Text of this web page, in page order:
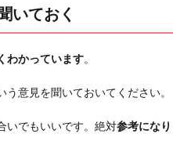
いておく
わかっています。
意見を聞いておいてください。
いでもいいです。絶対参考にな